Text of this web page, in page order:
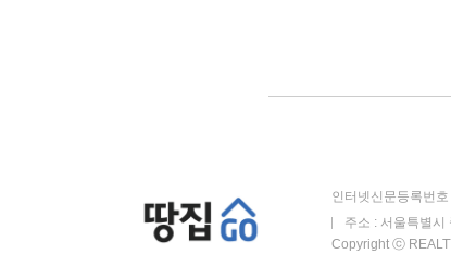
인터넷신문등록번
주소 : 서울특별시
Copyright ⓒ